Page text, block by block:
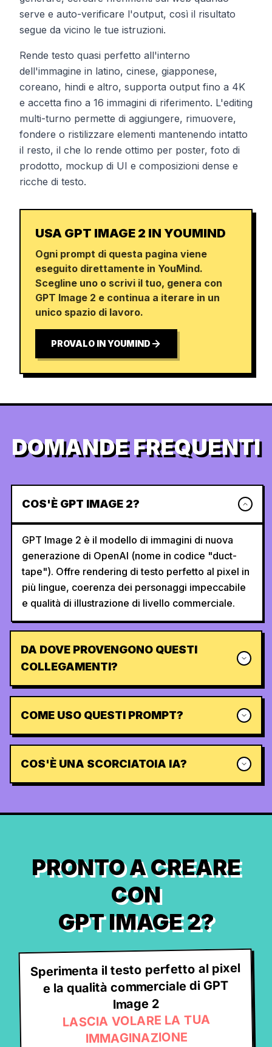
serve e auto-verificare l'output, così il risultato
segue da vicino le tue istruzioni.
Rende testo quasi perfetto all'interno
dell'immagine in latino, cinese, giapponese,
coreano, hindi e altro, supporta output fino a 4K
e accetta fino a 16 immagini di riferimento. L'editing
multi-turno permette di aggiungere, rimuovere,
fondere o ristilizzare elementi mantenendo intatto
il resto, il che lo rende ottimo per poster, foto di
prodotto, mockup di UI e composizioni dense e
ricche di testo.
USA GPT IMAGE 2 IN YOUMIND
Ogni prompt di questa pagina viene
eseguito direttamente in YouMind.
Scegline uno o scrivi il tuo, genera con
GPT Image 2 e continua a iterare in un
unico spazio di lavoro.
PROVALO IN YOUMIND
DOMANDE FREQUENTI
COS'È GPT IMAGE 2?
GPT Image 2 è il modello di immagini di nuova
generazione di OpenAI (nome in codice "duct-
tape"). Offre rendering di testo perfetto al pixel in
più lingue, coerenza dei personaggi impeccabile
e qualità di illustrazione di livello commerciale.
DA DOVE PROVENGONO QUESTI
COLLEGAMENTI?
COME USO QUESTI PROMPT?
COS'È UNA SCORCIATOIA IA?
PRONTO A CREARE
CON
GPT IMAGE 2?
Sperimenta il testo perfetto al pixel
e la qualità commerciale di GPT
Image 2
LASCIA VOLARE LA TUA
IMMAGINAZIONE